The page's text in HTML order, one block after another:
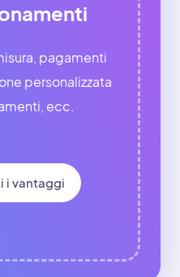
pagamenti
personalizzata
ecc.
i vantaggi